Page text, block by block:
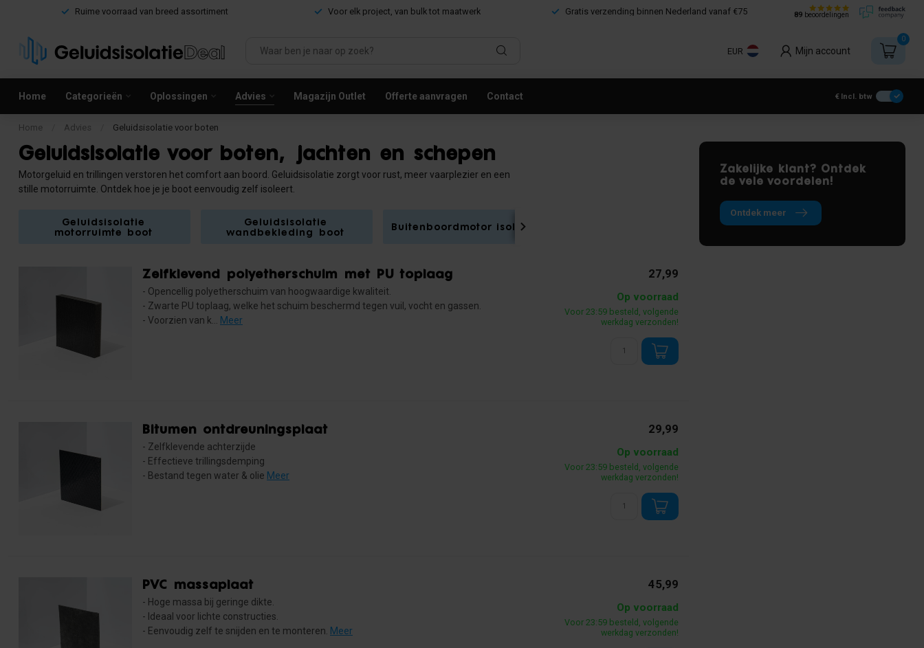
Ruime voorraad van breed assortiment Voor elk project, van bulk tot maatwerk Gratis verzending binnen Nederland vanaf €75 89beoordelingen
EUR Mijn account
0
Home Categorieën Oplossingen Advies Magazijn Outlet Offerte aanvragen Contact € Incl. btw
Home Advies Geluidsisolatie voor boten
Geluidsisolatie voor boten, jachten en schepen
Motorgeluid en trillingen verstoren het comfort aan boord. Geluidsisolatie zorgt voor rust, meer vaarplezier en een
stille motorruimte. Ontdek hoe je je boot eenvoudig zelf isoleert.
Geluidsisolatie
motorruimte boot
Geluidsisolatie
wandbekleding boot
Buitenboordmotor isoleren
Zakelijke klant? Ontdek
de vele voordelen!
Ontdek meer
Zelfklevend polyetherschuim met PU toplaag
- Opencellig polyetherschuim van hoogwaardige kwaliteit.
- Zwarte PU toplaag, welke het schuim beschermd tegen vuil, vocht en gassen.
- Voorzien van k...
Meer
27,99
Op voorraad
Voor 23:59 besteld, volgende
werkdag verzonden!
Bitumen ontdreuningsplaat
- Zelfklevende achterzijde
- Effectieve trillingsdemping
- Bestand tegen water & olie Meer
29,99
Op voorraad
Voor 23:59 besteld, volgende
werkdag verzonden!
PVC massaplaat
- Hoge massa bij geringe dikte.
- Ideaal voor lichte constructies.
- Eenvoudig zelf te snijden en te monteren. Meer
45,99
Op voorraad
Voor 23:59 besteld, volgende
werkdag verzonden!